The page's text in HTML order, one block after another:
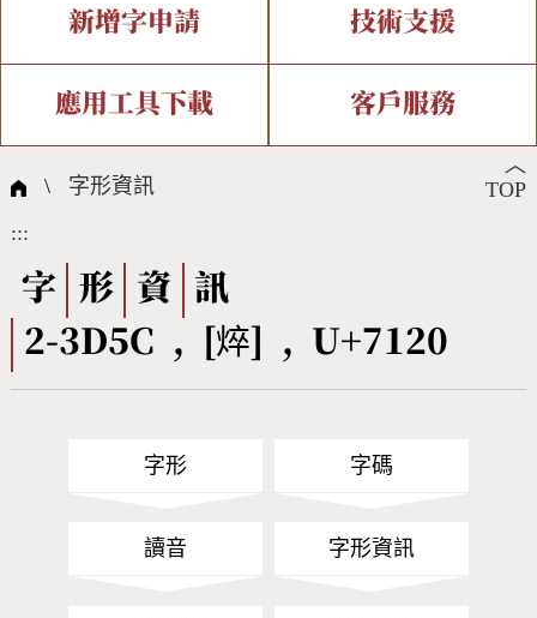
全字庫介紹 全字庫現況
中文碼介紹 專有名詞介紹
國際字碼相關組織
IDS查詢 部件查詢
複合查詢 注音查詢
筆畫查詢
筆順序查詢
CNS查詢 Unicode查詢
新增字申請
新字申請處理流程
技術支援
字形即時顯示 造字解決方案
全字庫授權 轉碼Web Service
應用工具下載
個人電腦造字處理工具
字形下載
客戶服務
問題集
熱門查詢統計
︿
TOP
\ 字形資訊
:::
字 形 資
訊
2-3D5C , [焠] , U+7120
字形 字碼
讀音 字形資訊